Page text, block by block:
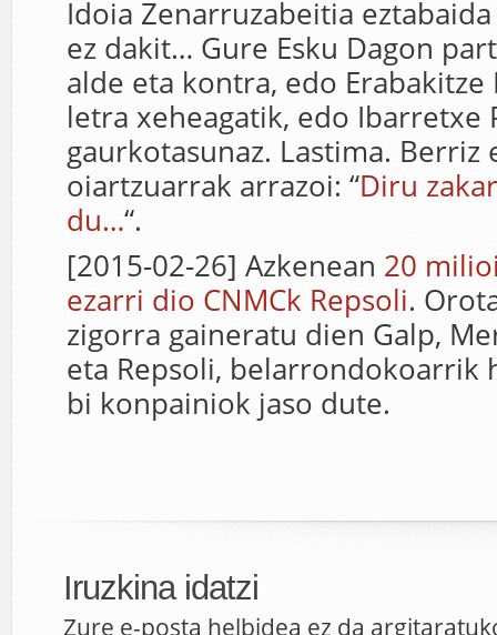
Idoia Zenarruzabeitia
ez dakit… Gure Esku Dagon
alde eta kontra, edo Erabakitze
letra xeheagatik, edo Ibarretxe
gaurkotasunaz. Lastima. Berriz
oiartzuarrak arrazoi: “Diru
du…“.
[2015-02-26] Azkenean 20
ezarri dio CNMCk Repsoli.
zigorra gaineratu dien Galp,
eta Repsoli, belarrondokoarrik
bi konpainiok jaso dute.
Iruzkina idatzi
Zure e-posta helbidea ez da